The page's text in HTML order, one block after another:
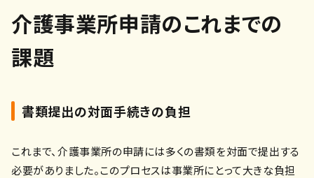
介護事業所申請のこれまでの
課題
書類提出の対面手続きの負担
これまで、介護事業所の申請には多くの書類を対面で提出する
必要がありました。このプロセスは事業所にとって大きな負担